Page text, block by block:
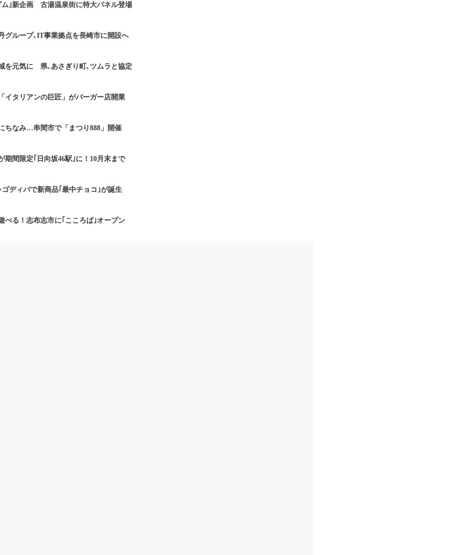
ム｣新企画 古湯温泉街に特大パネル登場
グループ､IT事業拠点を長崎市に開設へ
を元気に 県､あさぎり町､ツムラと協定
イタリアンの巨匠」がバーガー店開業
ちなみ…串間市で「まつり888」開催
期間限定｢日向坂46駅｣に！10月末まで
ディバで新商品｢最中チョコ｣が誕生
べる！志布志市に｢こころば｣オープン